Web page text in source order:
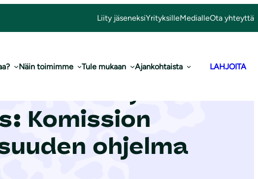
Liity jäseneksiYrityksilleMedialleOta yhteyttä
Näin toimimme Tule mukaan Ajankohtaista LAHJOITA
Komission
ohjelma